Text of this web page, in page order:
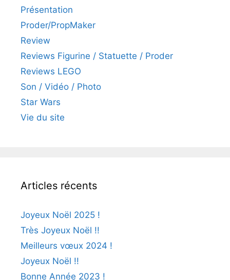
Présentation
Proder/PropMaker
Review
Reviews Figurine / Statuette / Proder
Reviews LEGO
Son / Vidéo / Photo
Star Wars
Vie du site
Articles récents
Joyeux Noël 2025 !
Très Joyeux Noël !!
Meilleurs vœux 2024 !
Joyeux Noël !!
Bonne Année 2023 !